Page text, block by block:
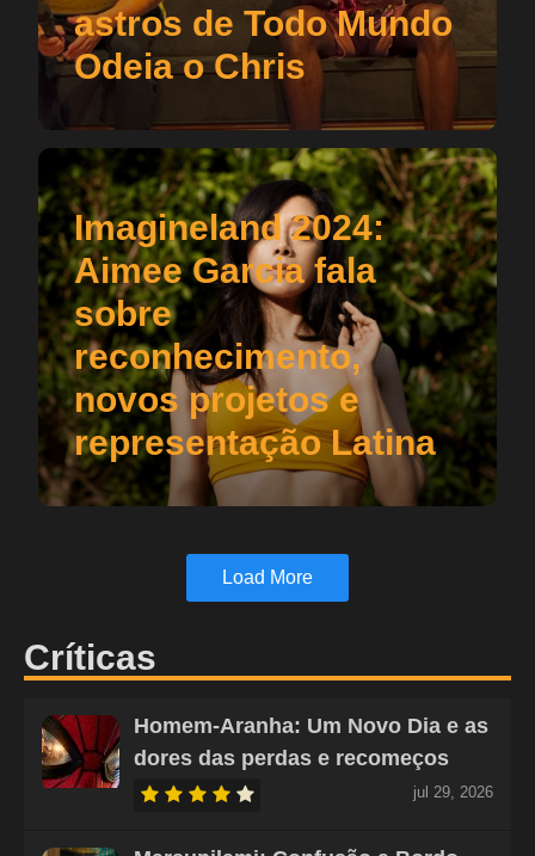
astros de Todo Mundo
Odeia o Chris
Imagineland 2024:
Aimee Garcia fala
sobre
reconhecimento,
novos projetos e
representação Latina
Load More
Críticas
Homem-Aranha: Um Novo Dia e as
dores das perdas e recomeços
jul 29, 2026